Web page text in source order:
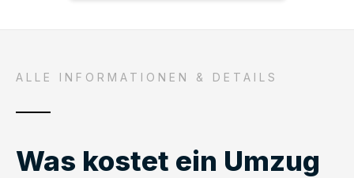
ALLE INFORMATIONEN & DETAILS
Was kostet ein Umzug